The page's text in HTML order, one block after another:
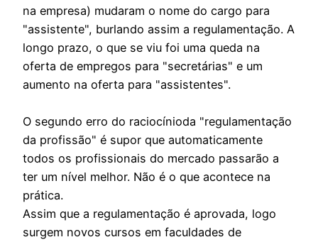
na empresa) mudaram o nome do cargo para
"assistente", burlando assim a regulamentação. A
longo prazo, o que se viu foi uma queda na
oferta de empregos para "secretárias" e um
aumento na oferta para "assistentes".
O segundo erro do raciocínioda "regulamentação
da profissão" é supor que automaticamente
todos os profissionais do mercado passarão a
ter um nível melhor. Não é o que acontece na
prática.
Assim que a regulamentação é aprovada, logo
surgem novos cursos em faculdades de